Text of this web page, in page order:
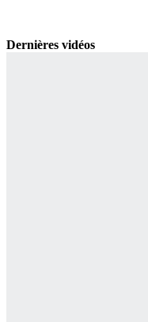
Dernières vidéos